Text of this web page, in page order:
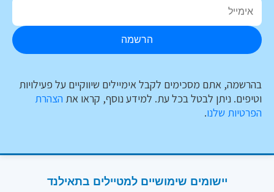
הרשמה
בהרשמה, אתם מסכימים לקבל אימיילים שיווקיים על פעילויות
וטיפים. ניתן לבטל בכל עת. למידע נוסף, קראו את הצהרת
הפרטיות שלנו.
יישומים שימושיים למטיילים בתאילנד